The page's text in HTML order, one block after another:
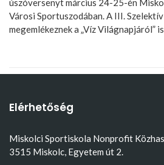
Városi Sportuszodában. A III.
megemlékeznek a „Víz Világnapjáról”
Elérhetőség
Miskolci Sportiskola Nonprofit
3515 Miskolc, Egyetem út 2.